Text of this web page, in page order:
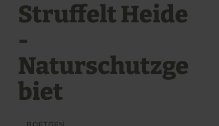
Struffelt Heide
-
Naturschutzge
biet